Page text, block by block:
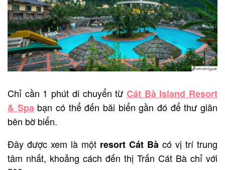
Chỉ cần 1 phút di chuyển từ Cát Bà Island Resort
& Spa bạn có thể đến bãi biển gần đó để thư giãn
bên bờ biển.
Đây được xem là một resort Cát Bà có vị trí trung
tâm nhất, khoảng cách đến thị Trấn Cát Bà chỉ với